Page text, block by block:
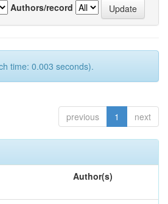
Authors/record
time: 0.003 seconds).
previous 1 next
Author(s)